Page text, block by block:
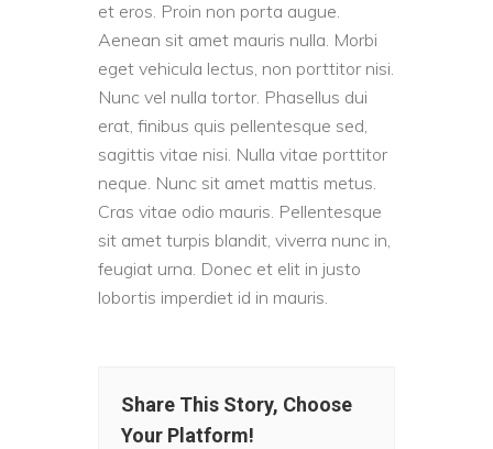
et eros. Proin non porta augue.
Aenean sit amet mauris nulla. Morbi
eget vehicula lectus, non porttitor nisi.
Nunc vel nulla tortor. Phasellus dui
erat, finibus quis pellentesque sed,
sagittis vitae nisi. Nulla vitae porttitor
neque. Nunc sit amet mattis metus.
Cras vitae odio mauris. Pellentesque
sit amet turpis blandit, viverra nunc in,
feugiat urna. Donec et elit in justo
lobortis imperdiet id in mauris.
Share This Story, Choose
Your Platform!